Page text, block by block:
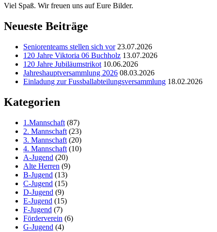
Viel Spaß. Wir freuen uns auf Eure Bilder.
Neueste Beiträge
Seniorenteams stellen sich vor 23.07.2026
120 Jahre Viktoria 06 Buchholz 13.07.2026
120 Jahre Jubiläumstrikot 10.06.2026
Jahreshauptversammlung 2026 08.03.2026
Einladung zur Fussballabteilungsversammlung 18.02.2026
Kategorien
1.Mannschaft (87)
2. Mannschaft (23)
3. Mannschaft (20)
4. Mannschaft (10)
A-Jugend (20)
Alte Herren (9)
B-Jugend (13)
C-Jugend (15)
D-Jugend (9)
E-Jugend (15)
F-Jugend (7)
Förderverein (6)
G-Jugend (4)